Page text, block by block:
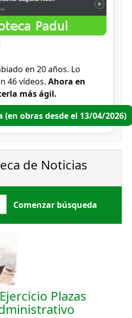
en 20 años. Lo
46 vídeos. Ahora en
más ágil.
(en obras desde el 13/04/2026)
de Noticias
Plazas